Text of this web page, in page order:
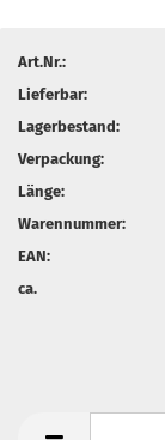
Art.Nr.:
Lieferbar:
Lagerbestand:
Verpackung:
Länge:
Warennummer:
EAN:
ca.